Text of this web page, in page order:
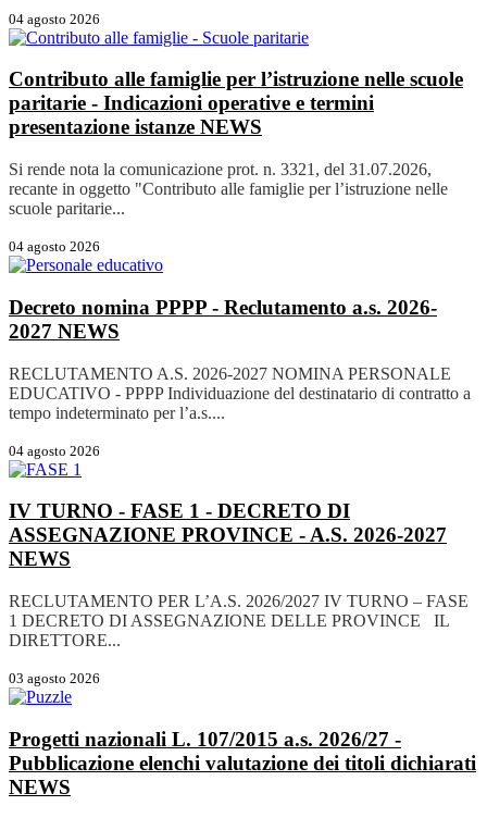
04 agosto 2026
Contributo alle famiglie per l’istruzione nelle scuole
paritarie - Indicazioni operative e termini
presentazione istanze NEWS
Si rende nota la comunicazione prot. n. 3321, del 31.07.2026,
recante in oggetto "Contributo alle famiglie per l’istruzione nelle
scuole paritarie...
04 agosto 2026
Decreto nomina PPPP - Reclutamento a.s. 2026-
2027 NEWS
RECLUTAMENTO A.S. 2026-2027 NOMINA PERSONALE
EDUCATIVO - PPPP Individuazione del destinatario di contratto a
tempo indeterminato per l’a.s....
04 agosto 2026
IV TURNO - FASE 1 - DECRETO DI
ASSEGNAZIONE PROVINCE - A.S. 2026-2027
NEWS
RECLUTAMENTO PER L’A.S. 2026/2027 IV TURNO – FASE
1 DECRETO DI ASSEGNAZIONE DELLE PROVINCE IL
DIRETTORE...
03 agosto 2026
Progetti nazionali L. 107/2015 a.s. 2026/27 -
Pubblicazione elenchi valutazione dei titoli dichiarati
NEWS